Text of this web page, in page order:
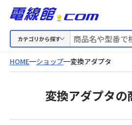
カテゴリから探す
HOME ショップ 変換アダプタ
変換アダプタの